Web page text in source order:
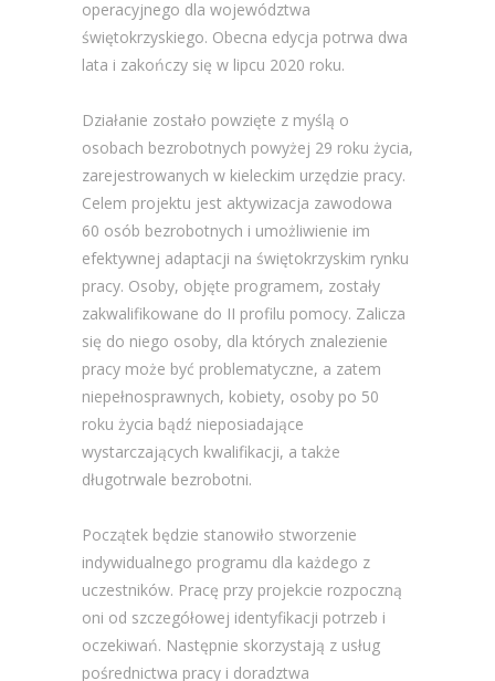
operacyjnego dla województwa
świętokrzyskiego. Obecna edycja potrwa dwa
lata i zakończy się w lipcu 2020 roku.
Działanie zostało powzięte z myślą o
osobach bezrobotnych powyżej 29 roku życia,
zarejestrowanych w kieleckim urzędzie pracy.
Celem projektu jest aktywizacja zawodowa
60 osób bezrobotnych i umożliwienie im
efektywnej adaptacji na świętokrzyskim rynku
pracy. Osoby, objęte programem, zostały
zakwalifikowane do II profilu pomocy. Zalicza
się do niego osoby, dla których znalezienie
pracy może być problematyczne, a zatem
niepełnosprawnych, kobiety, osoby po 50
roku życia bądź nieposiadające
wystarczających kwalifikacji, a także
długotrwale bezrobotni.
Początek będzie stanowiło stworzenie
indywidualnego programu dla każdego z
uczestników. Pracę przy projekcie rozpoczną
oni od szczegółowej identyfikacji potrzeb i
oczekiwań. Następnie skorzystają z usług
pośrednictwa pracy i doradztwa